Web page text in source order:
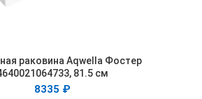
В КОРЗИНУ
раковина Aqwella Фостер
81.5 см
8335 ₽